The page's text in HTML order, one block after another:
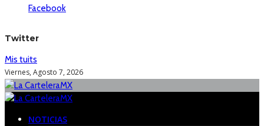
Facebook
Twitter
Mis tuits
Viernes, Agosto 7, 2026
NOTICIAS